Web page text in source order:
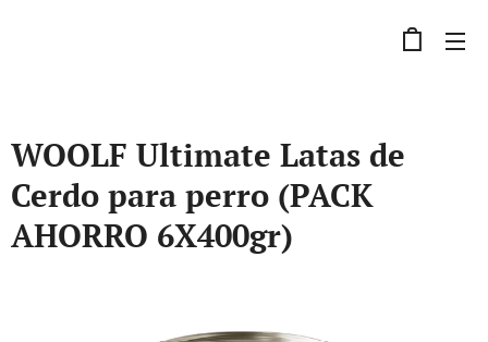
WOOLF Ultimate Latas de
Cerdo para perro (PACK
AHORRO 6X400gr)